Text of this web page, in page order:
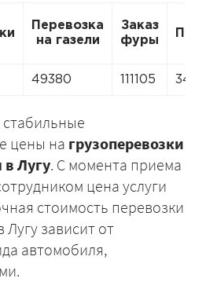
Перевозка
на газели
Заказ
фуры
49380 111105 34566
цены на грузоперевозки
в Лугу. С момента приема
цена услуги
стоимость перевозки
Лугу зависит от
автомобиля,